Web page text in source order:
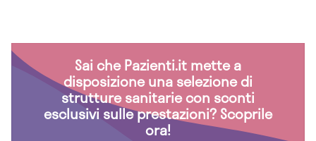
Sai che Pazienti.it mette a
disposizione una selezione di
strutture sanitarie con sconti
esclusivi sulle prestazioni? Scoprile
ora!